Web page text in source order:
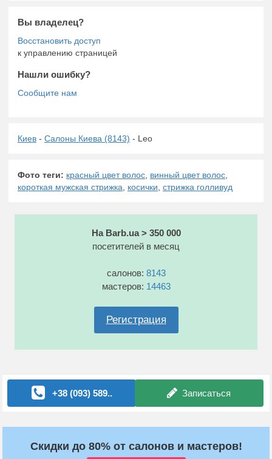
Вы владелец?
к управлению страницей
Нашли ошибку?
Киев - Салоны Киева (8143) - Leo
Фото теги: красный цвет волос винный цвет волос
короткая мужская стрижка
косички стрижка голливуд
На Barb.ua > 350 000
посетителей в месяц
салонов: 8143
мастеров: 14463
Регистрация
+38 (093) 589.. Записаться
Скидки до 80% от салонов и мастеров!